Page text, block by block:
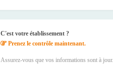
C'est votre établissement ?
Prenez le contrôle maintenant.
Assurez-vous que vos informations sont à jour.